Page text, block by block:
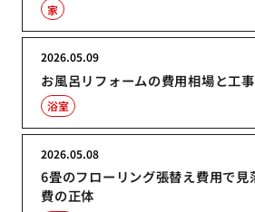
家
お風呂リフォームの費用相場と工
2026.05.09
浴室
6畳のフローリング張替え費用で見
費の正体
2026.05.08